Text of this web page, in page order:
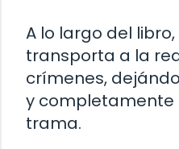
A lo largo del
transporta a la
crímenes,
y completamente
trama.